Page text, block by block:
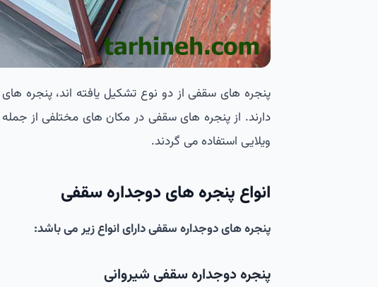
پنجره های سقفی از دو نوع تشکیل یافته اند، پنجره
دارند. از پنجره های سقفی در مکان های مختلفی از
ویلایی استفاده می گردند.
انواع پنجره های دوجداره سقفی
پنجره های دوجداره سقفی دارای انواع زیر می باشد:
پنجره دوجداره سقفی شیروانی